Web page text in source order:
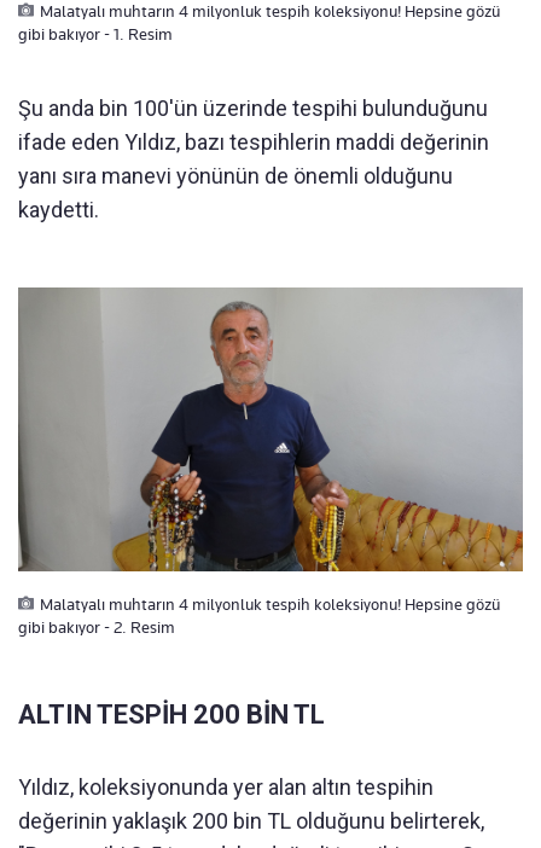
Malatyalı muhtarın 4 milyonluk tespih koleksiyonu! Hepsine gözü
gibi bakıyor - 1. Resim
Şu anda bin 100'ün üzerinde tespihi bulunduğunu
ifade eden Yıldız, bazı tespihlerin maddi değerinin
yanı sıra manevi yönünün de önemli olduğunu
kaydetti.
Malatyalı muhtarın 4 milyonluk tespih koleksiyonu! Hepsine gözü
gibi bakıyor - 2. Resim
ALTIN TESPİH 200 BİN TL
Yıldız, koleksiyonunda yer alan altın tespihin
değerinin yaklaşık 200 bin TL olduğunu belirterek,